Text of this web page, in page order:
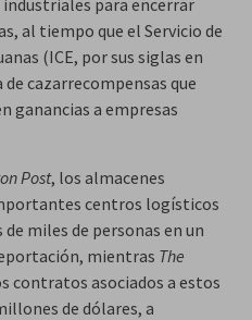
al tiempo que el Servicio de
(ICE, por sus siglas en
cazarrecompensas que
ganancias a empresas
Post, los almacenes
centros logísticos
miles de personas en un
mientras The
contratos asociados a estos
de dólares, a